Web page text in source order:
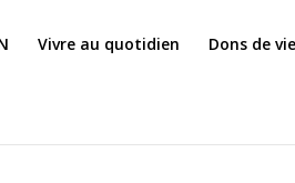
Vivre au quotidien Dons de vie